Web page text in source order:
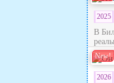
2025
В
New!
2026